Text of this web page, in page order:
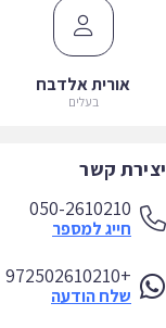
אורית אלדבח
בעלים
קשר
050-2610210
חייג למספר
+972502610210
שלח הודעה